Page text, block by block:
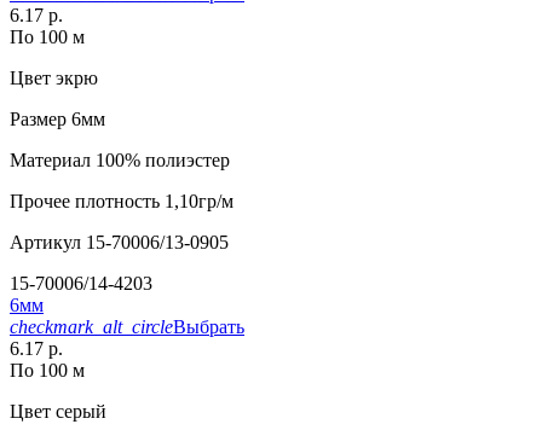
6.17 р.
По 100 м
Цвет экрю
Размер 6мм
Материал 100% полиэстер
Прочее плотность 1,10гр/м
Артикул 15-70006/13-0905
15-70006/14-4203
6мм
checkmark_alt_circleВыбрать
6.17 р.
По 100 м
Цвет серый